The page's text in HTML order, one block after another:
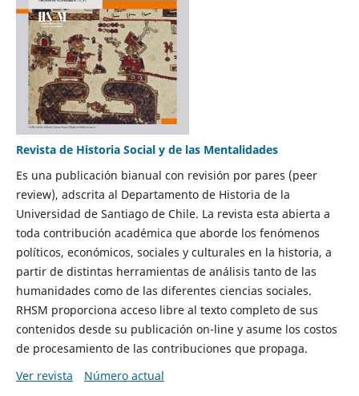
Revista de Historia Social y de las Mentalidades
Es una publicación bianual con revisión por pares (peer
review), adscrita al Departamento de Historia de la
Universidad de Santiago de Chile. La revista esta abierta a
toda contribución académica que aborde los fenómenos
políticos, económicos, sociales y culturales en la historia, a
partir de distintas herramientas de análisis tanto de las
humanidades como de las diferentes ciencias sociales.
RHSM proporciona acceso libre al texto completo de sus
contenidos desde su publicación on-line y asume los costos
de procesamiento de las contribuciones que propaga.
Ver revista
Número actual